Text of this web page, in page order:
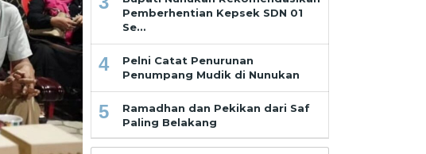
Pemberhentian Kepsek SDN 01
Se…
4
Pelni Catat Penurunan
Penumpang Mudik di Nunukan
5
Ramadhan dan Pekikan dari Saf
Paling Belakang